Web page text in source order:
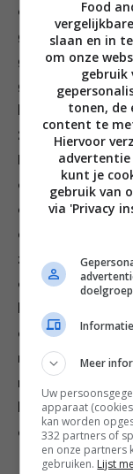
en ik doe het
goed in de gaten
griesmeel van 2
gezouten
boter in een
20 salieblaadjes
Haal de
de gnudi
en sprenkel er
de pan wanneer
zijn van het vuur,
op, sprenkel er
en strooi er nog
nootmuskaat en
met de volgende
koekenpan
de naked club!
Food
slaan en in
om onze
gebruik
tonen, de
content te
Hiervoor
advertentie
kunt je
gebruik van
via 'Privacy
Meer
Uw
apparaat
kan worden
332 partners of
en onze partners
gebruiken. Lijst